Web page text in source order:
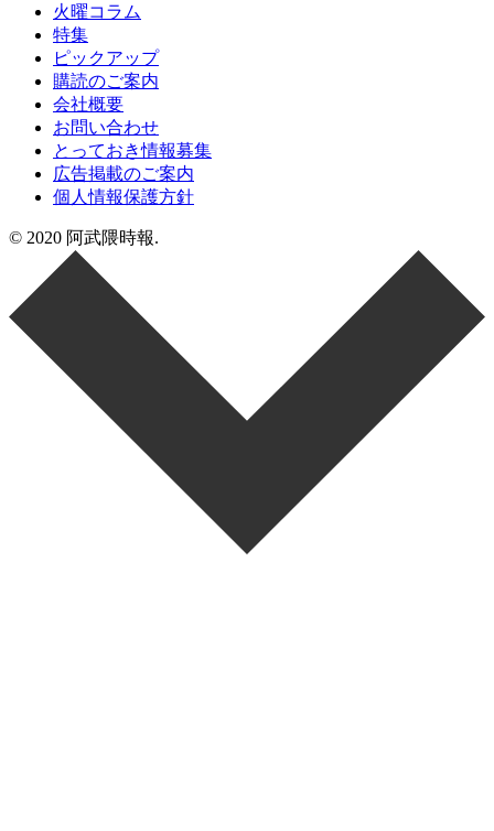
火曜コラム
特集
ピックアップ
購読のご案内
会社概要
お問い合わせ
とっておき情報募集
広告掲載のご案内
個人情報保護方針
© 2020 阿武隈時報.